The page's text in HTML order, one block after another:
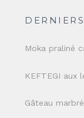
Moka praliné
KEFTEGI aux
Gâteau